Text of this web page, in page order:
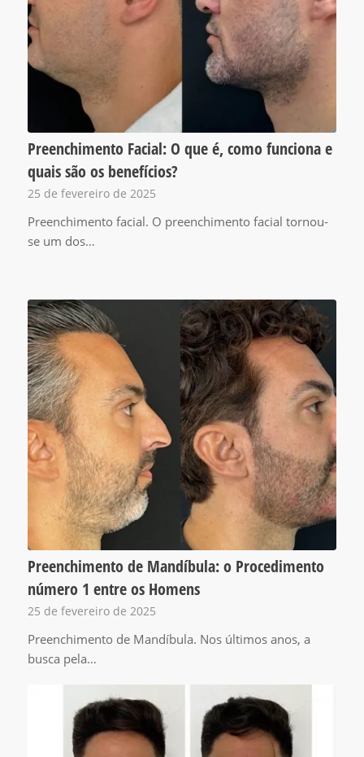
Preenchimento Facial: O que é, como funciona e
quais são os benefícios?
25 de fevereiro de 2025
Preenchimento facial. O preenchimento facial tornou-
se um dos…
Preenchimento de Mandíbula: o Procedimento
número 1 entre os Homens
25 de fevereiro de 2025
Preenchimento de Mandíbula. Nos últimos anos, a
busca pela…